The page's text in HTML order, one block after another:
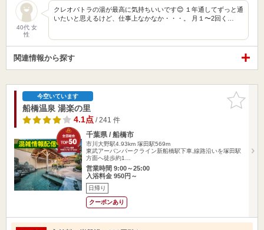
40代 女
性
クレオパトラの湯が最高に気持ちいいです😊 １年通してずっと通
いたいと思えるけど、仕事上なかなか・・・。 月１〜2回く…
関連情報から探す
お気に入
りに追加
今空いています
船橋温泉 湯楽の里
4.1点/ 241 件
千葉県 / 船橋市
市川大野駅4.93km 塚田駅569m
東武アーバンパークライン新船橋駅下車,線路沿いを塚田駅
方面へ徒歩約1…
営業時間 9:00～25:00
入浴料金 950円～
日帰り
クーポンあり